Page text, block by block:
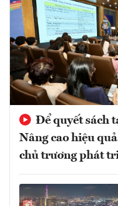
Để quyết sách
Nâng cao hiệu
chủ trương phát